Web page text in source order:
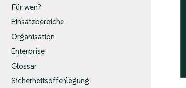
Für wen?
Einsatzbereiche
Organisation
Enterprise
Glossar
Sicherheitsoffenlegung